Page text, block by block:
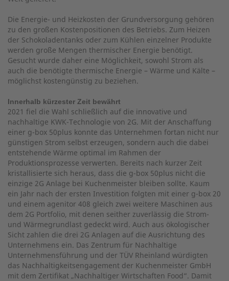
Die Energie- und Heizkosten der Grundversorgung gehören
zu den großen Kostenpositionen des Betriebs. Zum Heizen
der Schokoladentanks oder zum Kühlen einzelner Produkte
werden große Mengen thermischer Energie benötigt.
Gesucht wurde daher eine Möglichkeit, sowohl Strom als
auch die benötigte thermische Energie – Wärme und Kälte –
möglichst kostengünstig zu beziehen.
Innerhalb kürzester Zeit bewährt
2021 fiel die Wahl schließlich auf die innovative und
nachhaltige KWK-Technologie von 2G. Mit der Anschaffung
einer g-box 50plus konnte das Unternehmen fortan nicht nur
günstigen Strom selbst erzeugen, sondern auch die dabei
entstehende Wärme optimal im Rahmen der
Produktionsprozesse verwerten. Bereits nach kurzer Zeit
kristallisierte sich heraus, dass die g-box 50plus nicht die
einzige 2G Anlage bei Kuchenmeister bleiben sollte. Kaum
ein Jahr nach der ersten Investition folgten mit einer g-box 20
und einem agenitor 408 gleich zwei weitere Maschinen aus
dem 2G Portfolio, mit denen seither zuverlässig die Strom-
und Wärmegrundlast gedeckt wird. Auch aus ökologischer
Sicht zahlen die drei 2G Anlagen auf die Ausrichtung des
Unternehmens ein. Das Zentrum für Nachhaltige
Unternehmensführung und der TÜV Rheinland würdigten
das Nachhaltigkeitsengagement der Kuchenmeister GmbH
mit dem Zertifikat „Nachhaltiger Wirtschaften Food“. Damit